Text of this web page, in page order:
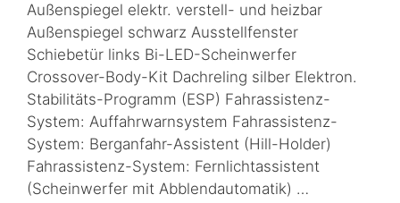
Außenspiegel elektr. verstell- und heizbar
Außenspiegel schwarz Ausstellfenster
Schiebetür links Bi-LED-Scheinwerfer
Crossover-Body-Kit Dachreling silber Elektron.
Stabilitäts-Programm (ESP) Fahrassistenz-
System: Auffahrwarnsystem Fahrassistenz-
System: Berganfahr-Assistent (Hill-Holder)
Fahrassistenz-System: Fernlichtassistent
(Scheinwerfer mit Abblendautomatik) …